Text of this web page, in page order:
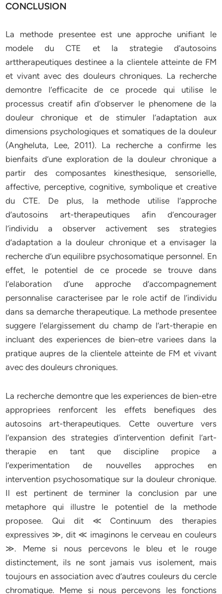
CONCLUSION
La methode presentee est une approche unifiant le
modele du CTE et la strategie d’autosoins
arttherapeutiques destinee a la clientele atteinte de FM
et vivant avec des douleurs chroniques. La recherche
demontre l’efficacite de ce procede qui utilise le
processus creatif afin d’observer le phenomene de la
douleur chronique et de stimuler l’adaptation aux
dimensions psychologiques et somatiques de la douleur
(Angheluta, Lee, 2011). La recherche a confirme les
bienfaits d’une exploration de la douleur chronique a
partir des composantes kinesthesique, sensorielle,
affective, perceptive, cognitive, symbolique et creative
du CTE. De plus, la methode utilise l’approche
d’autosoins art-therapeutiques afin d’encourager
l’individu a observer activement ses strategies
d’adaptation a la douleur chronique et a envisager la
recherche d’un equilibre psychosomatique personnel. En
effet, le potentiel de ce procede se trouve dans
l’elaboration d’une approche d’accompagnement
personnalise caracterisee par le role actif de l’individu
dans sa demarche therapeutique. La methode presentee
suggere l’elargissement du champ de l’art-therapie en
incluant des experiences de bien-etre variees dans la
pratique aupres de la clientele atteinte de FM et vivant
avec des douleurs chroniques.
La recherche demontre que les experiences de bien-etre
appropriees renforcent les effets benefiques des
autosoins art-therapeutiques. Cette ouverture vers
l’expansion des strategies d’intervention definit l’art-
therapie en tant que discipline propice a
l’experimentation de nouvelles approches en
intervention psychosomatique sur la douleur chronique.
Il est pertinent de terminer la conclusion par une
metaphore qui illustre le potentiel de la methode
proposee. Qui dit ≪ Continuum des therapies
expressives ≫, dit ≪ imaginons le cerveau en couleurs
≫. Meme si nous percevons le bleu et le rouge
distinctement, ils ne sont jamais vus isolement, mais
toujours en association avec d’autres couleurs du cercle
chromatique. Meme si nous percevons les fonctions